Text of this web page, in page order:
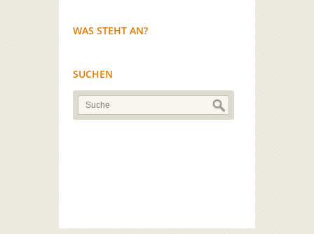
WAS STEHT AN?
SUCHEN